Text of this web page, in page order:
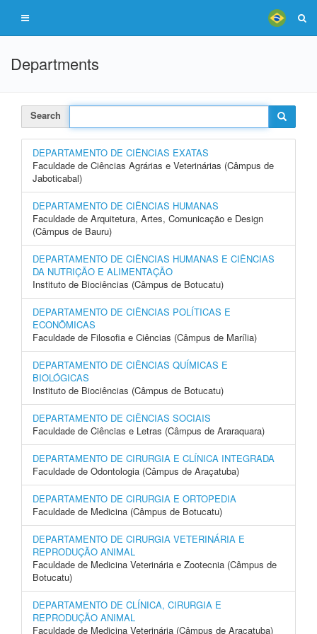
Departments
Search
DEPARTAMENTO DE CIÊNCIAS EXATAS
Faculdade de Ciências Agrárias e Veterinárias (Câmpus de
Jaboticabal)
DEPARTAMENTO DE CIÊNCIAS HUMANAS
Faculdade de Arquitetura, Artes, Comunicação e Design
(Câmpus de Bauru)
DEPARTAMENTO DE CIÊNCIAS HUMANAS E CIÊNCIAS
DA NUTRIÇÃO E ALIMENTAÇÃO
Instituto de Biociências (Câmpus de Botucatu)
DEPARTAMENTO DE CIÊNCIAS POLÍTICAS E
ECONÔMICAS
Faculdade de Filosofia e Ciências (Câmpus de Marília)
DEPARTAMENTO DE CIÊNCIAS QUÍMICAS E
BIOLÓGICAS
Instituto de Biociências (Câmpus de Botucatu)
DEPARTAMENTO DE CIÊNCIAS SOCIAIS
Faculdade de Ciências e Letras (Câmpus de Araraquara)
DEPARTAMENTO DE CIRURGIA E CLÍNICA INTEGRADA
Faculdade de Odontologia (Câmpus de Araçatuba)
DEPARTAMENTO DE CIRURGIA E ORTOPEDIA
Faculdade de Medicina (Câmpus de Botucatu)
DEPARTAMENTO DE CIRURGIA VETERINÁRIA E
REPRODUÇÃO ANIMAL
Faculdade de Medicina Veterinária e Zootecnia (Câmpus de
Botucatu)
DEPARTAMENTO DE CLÍNICA, CIRURGIA E
REPRODUÇÃO ANIMAL
Faculdade de Medicina Veterinária (Câmpus de Araçatuba)